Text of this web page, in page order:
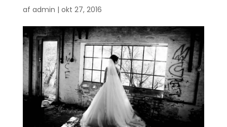
af admin | okt 27, 2016